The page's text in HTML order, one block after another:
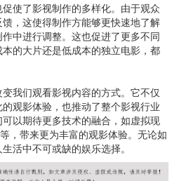
使了影视制作的多样化。由于观众
，这使得制作方能够更快速地了解
中进行调整。这也促进了更多不同
的大片还是低成本的独立电影，都
我们观看影视内容的方式。它不仅
观影体验，也推动了整个影视行业
以期待更多技术的融合，如虚拟现
，带来更为丰富的观影体验。无论如
活中不可或缺的娱乐选择。